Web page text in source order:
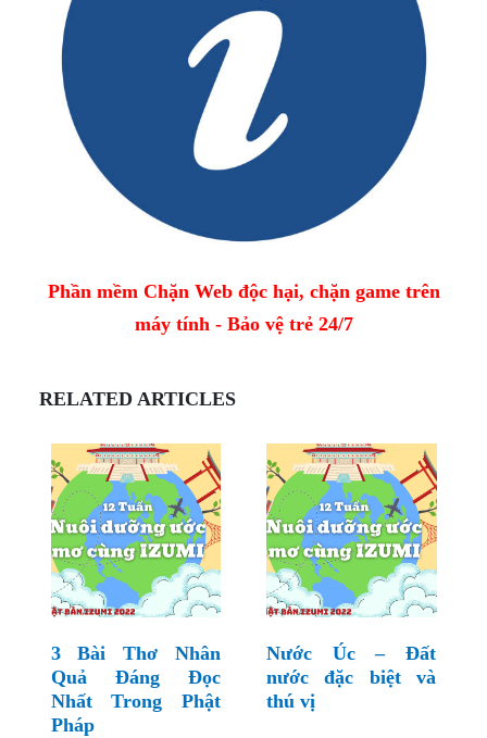
Phần mềm Chặn Web độc hại, chặn game trên
máy tính - Bảo vệ trẻ 24/7
RELATED ARTICLES
3 Bài Thơ Nhân
Quả Đáng Đọc
Nhất Trong Phật
Pháp
Nước Úc – Đất
nước đặc biệt và
thú vị